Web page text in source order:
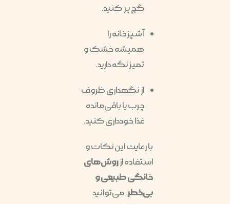
گچ پر کنید.
آشپزخانه را
همیشه خشک و
تمیز نگه دارید.
از نگهداری ظروف
چرب یا باقی‌مانده
غذا خودداری کنید.
با رعایت این نکات و
استفاده ازروش‌های
خانگی طبیعی و
بی‌خطر، می‌توانید